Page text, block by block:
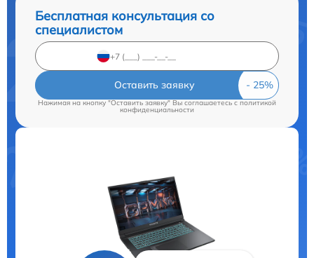
Бесплатная консультация со
специалистом
Оставить заявку
Нажимая на кнопку "Оставить заявку" Вы соглашаетесь cполитикой
конфиденциальности